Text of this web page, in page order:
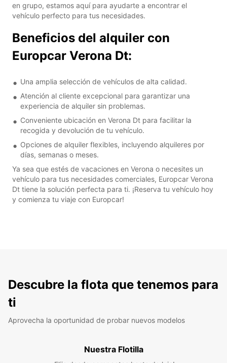
en grupo, estamos aquí para ayudarte a encontrar el
vehículo perfecto para tus necesidades.
Beneficios del alquiler con
Europcar Verona Dt:
Una amplia selección de vehículos de alta calidad.
Atención al cliente excepcional para garantizar una
experiencia de alquiler sin problemas.
Conveniente ubicación en Verona Dt para facilitar la
recogida y devolución de tu vehículo.
Opciones de alquiler flexibles, incluyendo alquileres por
días, semanas o meses.
Ya sea que estés de vacaciones en Verona o necesites un
vehículo para tus necesidades comerciales, Europcar Verona
Dt tiene la solución perfecta para ti. ¡Reserva tu vehículo hoy
y comienza tu viaje con Europcar!
Descubre la flota que tenemos para
ti
Aprovecha la oportunidad de probar nuevos modelos
Nuestra Flotilla